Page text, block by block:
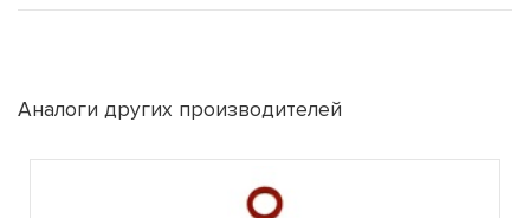
Аналоги других производителей